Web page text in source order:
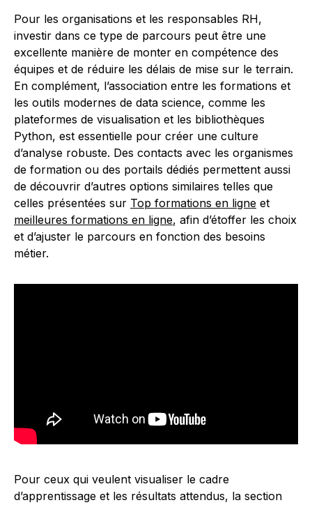
Pour les organisations et les responsables RH,
investir dans ce type de parcours peut être une
excellente manière de monter en compétence des
équipes et de réduire les délais de mise sur le terrain.
En complément, l’association entre les formations et
les outils modernes de data science, comme les
plateformes de visualisation et les bibliothèques
Python, est essentielle pour créer une culture
d’analyse robuste. Des contacts avec les organismes
de formation ou des portails dédiés permettent aussi
de découvrir d’autres options similaires telles que
celles présentées sur Top formations en ligne et
meilleures formations en ligne, afin d’étoffer les choix
et d’ajuster le parcours en fonction des besoins
métier.
Pour ceux qui veulent visualiser le cadre
d’apprentissage et les résultats attendus, la section